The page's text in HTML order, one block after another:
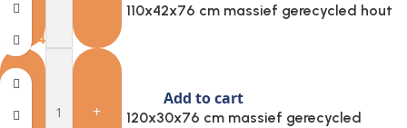
Provira Wandtafel 110x42x76 cm massief gerecycled hout
103.46
+
Add to cart
Provira Wandtafel 120x30x76 cm massief gerecycled